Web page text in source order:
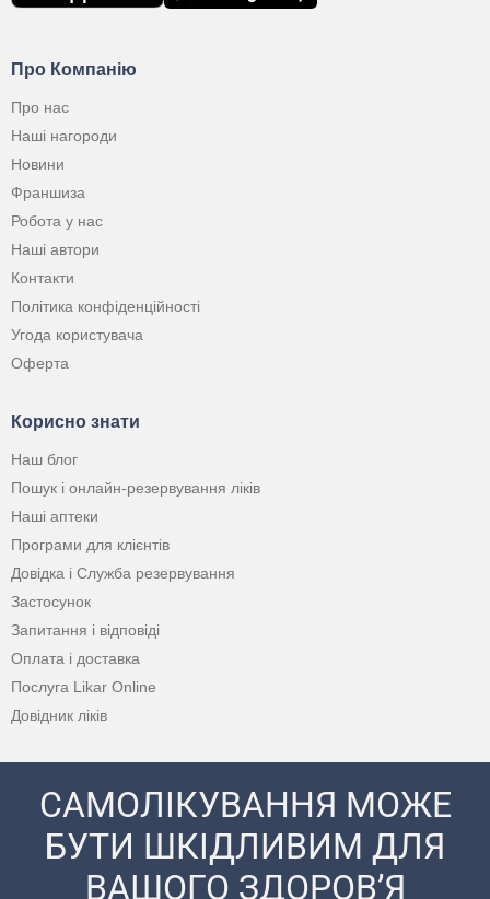
Про Компанію
Про нас
Наші нагороди
Новини
Франшиза
Робота у нас
Наші автори
Контакти
Політика конфіденційності
Угода користувача
Оферта
Корисно знати
Наш блог
Пошук і онлайн-резервування ліків
Наші аптеки
Програми для клієнтів
Довідка і Служба резервування
Застосунок
Запитання і відповіді
Оплата і доставка
Послуга Likar Online
Довідник ліків
САМОЛІКУВАННЯ МОЖЕ
БУТИ ШКІДЛИВИМ ДЛЯ
ВАШОГО ЗДОРОВ’Я